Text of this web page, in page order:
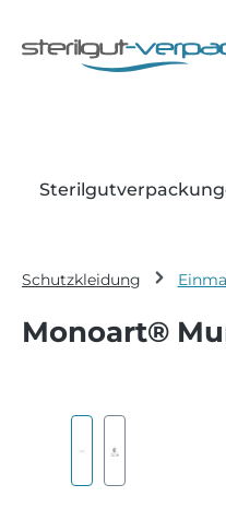
Schutzkleidung
Monoart®